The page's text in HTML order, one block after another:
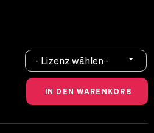
- Lizenz wählen -